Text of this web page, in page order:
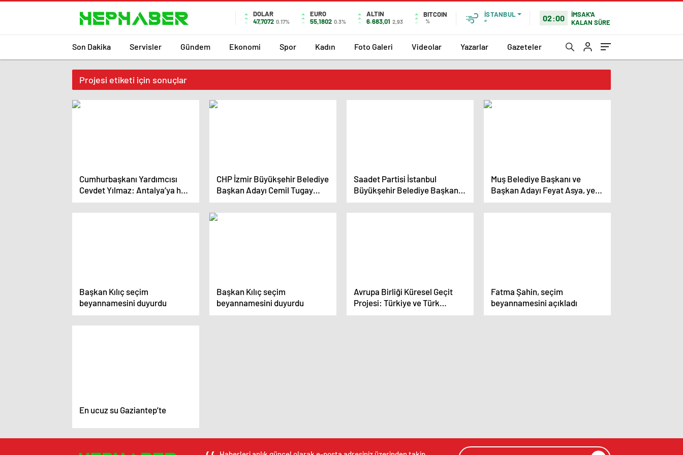
DOLAR
47,7072 0.17%
EURO
55,1802 0.3%
ALTIN
6.683,01 2,93
BITCOIN
%
İSTANBUL
°
02:00
İMSAK'A
KALAN SÜRE
Son Dakika Servisler Gündem Ekonomi Spor Kadın Foto Galeri Videolar Yazarlar Gazeteler
Projesi etiketi için sonuçlar
Cumhurbaşkanı Yardımcısı
Cevdet Yılmaz: Antalya’ya her
türlü desteği verdik
CHP İzmir Büyükşehir Belediye
Başkan Adayı Cemil Tugay
Projelerini Duyurdu
Saadet Partisi İstanbul
Büyükşehir Belediye Başkan
Adayı Birol Aydın İş Yerlerini
Ziyaret Etti
Muş Belediye Başkanı ve
Başkan Adayı Feyat Asya, yeni
dönem projelerini açıkladı
Başkan Kılıç seçim
beyannamesini duyurdu
Başkan Kılıç seçim
beyannamesini duyurdu
Avrupa Birliği Küresel Geçit
Projesi: Türkiye ve Türk
Dünyası İçin Önemli Bir Fırsat
Fatma Şahin, seçim
beyannamesini açıkladı
En ucuz su Gaziantep’te